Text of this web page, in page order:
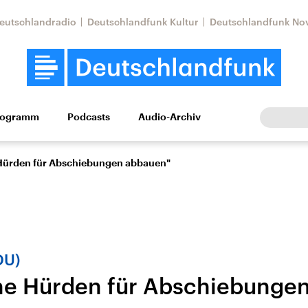
Deutschlandfunk Kultur Deutschlandfunk
Wissen Kultur Europa
Nahostkonflikt
Iran
Aktuelle Lage und
Podcasts Audio-Archiv
für Abschiebungen abbauen"
Hürden für